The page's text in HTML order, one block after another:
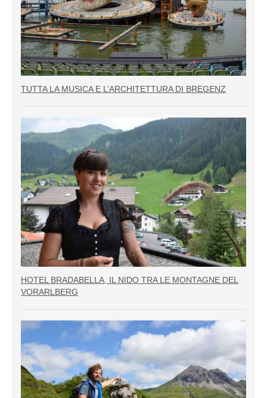
TUTTA LA MUSICA E L’ARCHITETTURA DI BREGENZ
HOTEL BRADABELLA, IL NIDO TRA LE MONTAGNE DEL
VORARLBERG